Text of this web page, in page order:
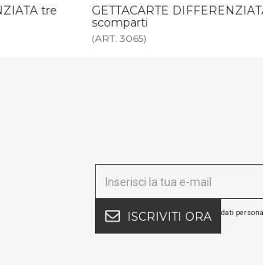
quattro GETTACARTE
scomparti
(ART. 3770)
ISCRIVITI ORA dati